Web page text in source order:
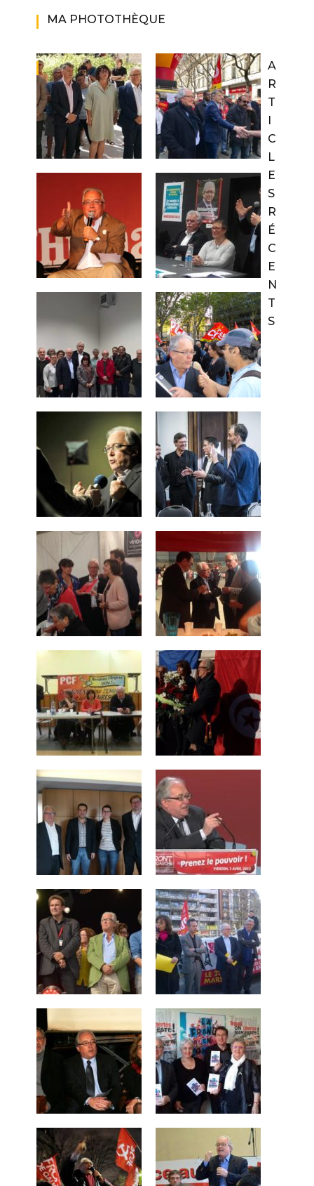
MA PHOTOTHÈQUE
A
R
T
I
C
L
E
S
R
É
C
E
N
T
S